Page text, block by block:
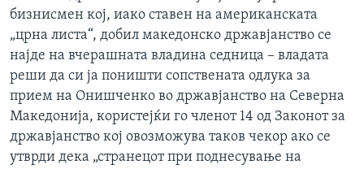
бизнисмен кој, иако ставен на американската
„црна листа“, добил македонско државјанство се
најде на вчерашната владина седница – владата
реши да си ја поништи сопствената одлука за
прием на Онишченко во државјанство на Северна
Македонија, користејќи го членот 14 од Законот за
државјанство кој овозможува таков чекор ако се
утврди дека „странецот при поднесување на